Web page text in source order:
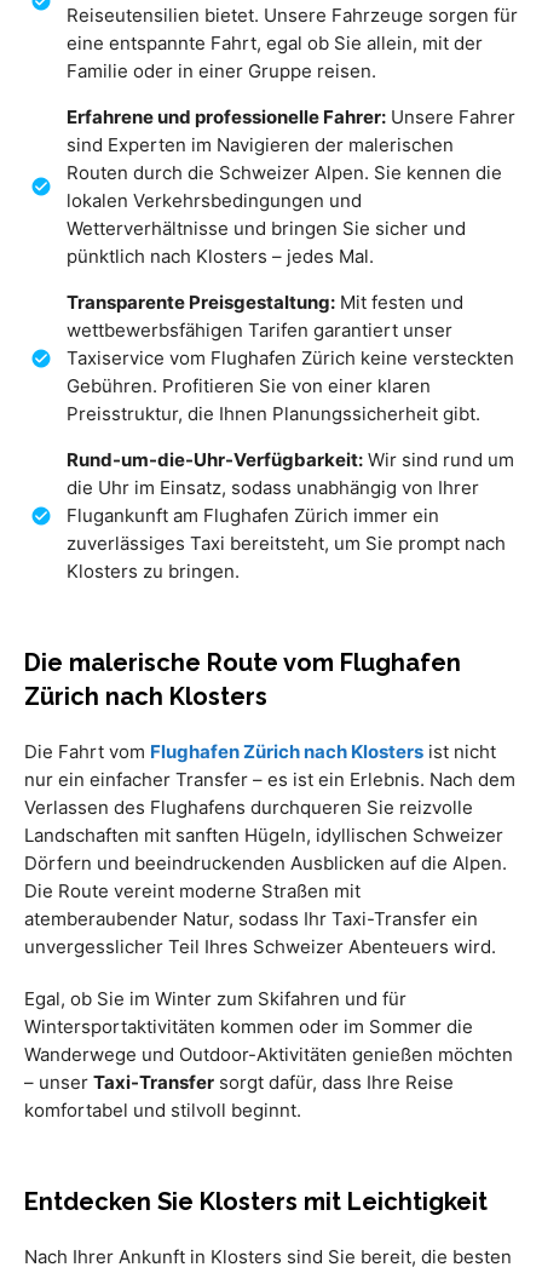
Reiseutensilien bietet. Unsere Fahrzeuge sorgen für
eine entspannte Fahrt, egal ob Sie allein, mit der
Familie oder in einer Gruppe reisen.
Erfahrene und professionelle Fahrer: Unsere Fahrer
sind Experten im Navigieren der malerischen
Routen durch die Schweizer Alpen. Sie kennen die
lokalen Verkehrsbedingungen und
Wetterverhältnisse und bringen Sie sicher und
pünktlich nach Klosters – jedes Mal.
Transparente Preisgestaltung: Mit festen und
wettbewerbsfähigen Tarifen garantiert unser
Taxiservice vom Flughafen Zürich keine versteckten
Gebühren. Profitieren Sie von einer klaren
Preisstruktur, die Ihnen Planungssicherheit gibt.
Rund-um-die-Uhr-Verfügbarkeit: Wir sind rund um
die Uhr im Einsatz, sodass unabhängig von Ihrer
Flugankunft am Flughafen Zürich immer ein
zuverlässiges Taxi bereitsteht, um Sie prompt nach
Klosters zu bringen.
Die malerische Route vom Flughafen
Zürich nach Klosters
Die Fahrt vom Flughafen Zürich nach Klosters ist nicht
nur ein einfacher Transfer – es ist ein Erlebnis. Nach dem
Verlassen des Flughafens durchqueren Sie reizvolle
Landschaften mit sanften Hügeln, idyllischen Schweizer
Dörfern und beeindruckenden Ausblicken auf die Alpen.
Die Route vereint moderne Straßen mit
atemberaubender Natur, sodass Ihr Taxi-Transfer ein
unvergesslicher Teil Ihres Schweizer Abenteuers wird.
Egal, ob Sie im Winter zum Skifahren und für
Wintersportaktivitäten kommen oder im Sommer die
Wanderwege und Outdoor-Aktivitäten genießen möchten
– unser Taxi-Transfer sorgt dafür, dass Ihre Reise
komfortabel und stilvoll beginnt.
Entdecken Sie Klosters mit Leichtigkeit
Nach Ihrer Ankunft in Klosters sind Sie bereit, die besten